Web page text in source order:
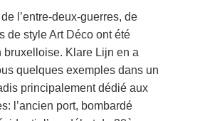
l’entre-deux-guerres, de
de style Art Déco ont été
bruxelloise. Klare Lijn en a
quelques exemples dans un
principalement dédié aux
l’ancien port, bombardé